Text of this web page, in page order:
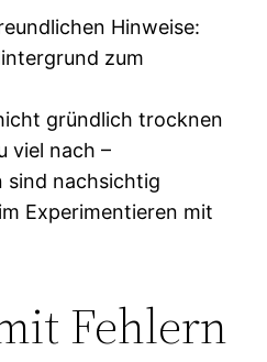
Hinweise:
zum
gründlich trocknen
viel nach –
sind nachsichtig
Experimentieren mit
Fehlern